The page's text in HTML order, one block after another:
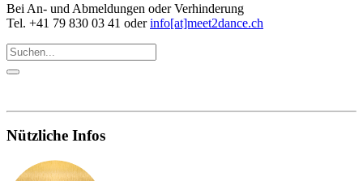
Bei An- und Abmeldungen oder Verhinderung
Tel. +41 79 830 03 41 oderinfo[at]meet2dance.ch
Nützliche Infos